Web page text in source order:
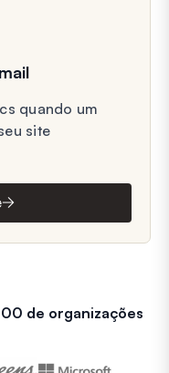
quando um
site
de organizações